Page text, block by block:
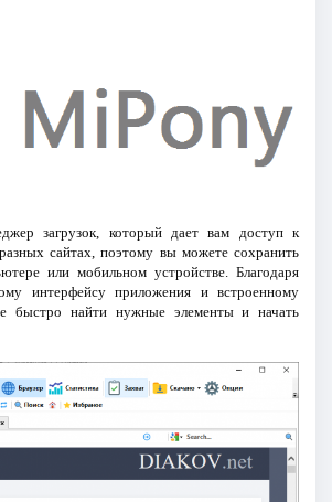
загрузок, который дает вам доступ к
сайтах, поэтому вы можете сохранить
или мобильном устройстве. Благодаря
интерфейсу приложения и встроенному
быстро найти нужные элементы и начать